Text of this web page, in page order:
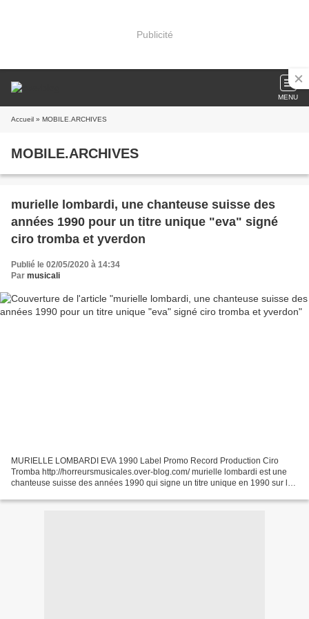
Publicité
MENU
Accueil » MOBILE.ARCHIVES
MOBILE.ARCHIVES
murielle lombardi, une chanteuse suisse des
années 1990 pour un titre unique "eva" signé
ciro tromba et yverdon
Publié le 02/05/2020 à 14:34
Par musicali
MURIELLE LOMBARDI EVA 1990 Label Promo Record Production Ciro
Tromba http://horreursmusicales.over-blog.com/ murielle lombardi est une
chanteuse suisse des années 1990 qui signe un titre unique en 1990 sur le